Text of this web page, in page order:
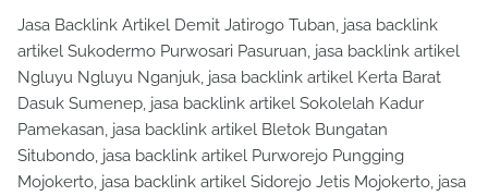
Jasa Backlink Artikel Demit Jatirogo Tuban, jasa backlink
artikel Sukodermo Purwosari Pasuruan, jasa backlink artikel
Ngluyu Ngluyu Nganjuk, jasa backlink artikel Kerta Barat
Dasuk Sumenep, jasa backlink artikel Sokolelah Kadur
Pamekasan, jasa backlink artikel Bletok Bungatan
Situbondo, jasa backlink artikel Purworejo Pungging
Mojokerto, jasa backlink artikel Sidorejo Jetis Mojokerto, jasa